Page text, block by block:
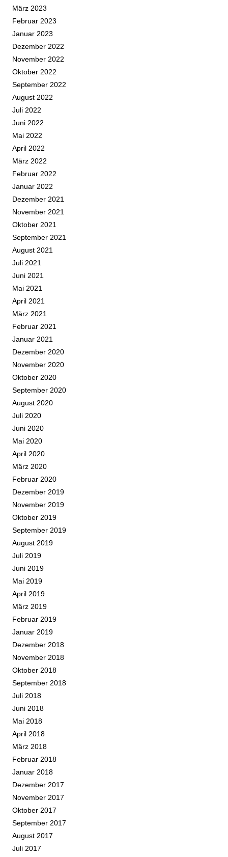
März 2023
Februar 2023
Januar 2023
Dezember 2022
November 2022
Oktober 2022
September 2022
August 2022
Juli 2022
Juni 2022
Mai 2022
April 2022
März 2022
Februar 2022
Januar 2022
Dezember 2021
November 2021
Oktober 2021
September 2021
August 2021
Juli 2021
Juni 2021
Mai 2021
April 2021
März 2021
Februar 2021
Januar 2021
Dezember 2020
November 2020
Oktober 2020
September 2020
August 2020
Juli 2020
Juni 2020
Mai 2020
April 2020
März 2020
Februar 2020
Dezember 2019
November 2019
Oktober 2019
September 2019
August 2019
Juli 2019
Juni 2019
Mai 2019
April 2019
März 2019
Februar 2019
Januar 2019
Dezember 2018
November 2018
Oktober 2018
September 2018
Juli 2018
Juni 2018
Mai 2018
April 2018
März 2018
Februar 2018
Januar 2018
Dezember 2017
November 2017
Oktober 2017
September 2017
August 2017
Juli 2017